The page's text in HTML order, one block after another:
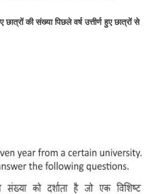
छात्रों की संख्या पिछले वर्ष उत्तीर्ण हुए छात्रों से